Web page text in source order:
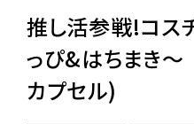
06-
推し活参戦!コス
っぴ&はちまき
カプセル)